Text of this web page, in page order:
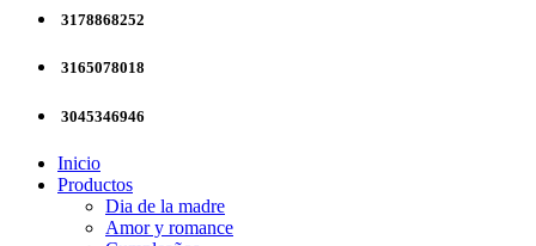
3178868252
3165078018
3045346946
Inicio
Productos
Dia de la madre
Amor y romance